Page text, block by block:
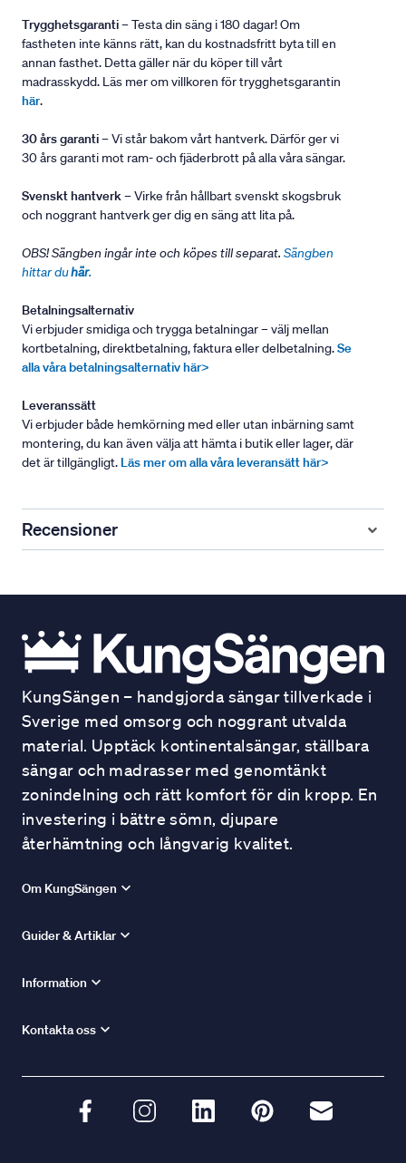
Trygghetsgaranti– Testa din säng i 180 dagar! Om
fastheten inte känns rätt, kan du kostnadsfritt byta till en
annan fasthet. Detta gäller när du köper till vårt
madrasskydd. Läs mer om villkoren för trygghetsgarantin
här.
30 års garanti– Vi står bakom vårt hantverk. Därför ger vi
30 års garanti mot ram- och fjäderbrott på alla våra sängar.
Svenskt hantverk– Virke från hållbart svenskt skogsbruk
och noggrant hantverk ger dig en säng att lita på.
OBS! Sängben ingår inte och köpes till separat. Sängben
hittar duhär.
Betalningsalternativ
Vi erbjuder smidiga och trygga betalningar – välj mellan
kortbetalning, direktbetalning, faktura eller delbetalning.Se
alla våra betalningsalternativ här>
Leveranssätt
Vi erbjuder både hemkörning med eller utan inbärning samt
montering, du kan även välja att hämta i butik eller lager, där
det är tillgängligt. Läs mer om alla våra leveransätt här>
Recensioner
KungSängen – handgjorda sängar tillverkade i
Sverige med omsorg och noggrant utvalda
material. Upptäck kontinentalsängar, ställbara
sängar och madrasser med genomtänkt
zonindelning och rätt komfort för din kropp. En
investering i bättre sömn, djupare
återhämtning och långvarig kvalitet.
Om KungSängen
Guider & Artiklar
Information
Kontakta oss